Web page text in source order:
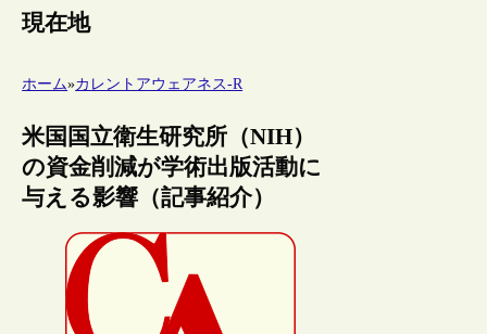
現在地
ホーム»カレントアウェアネス-R
米国国立衛生研究所（NIH）
の資金削減が学術出版活動に
与える影響（記事紹介）